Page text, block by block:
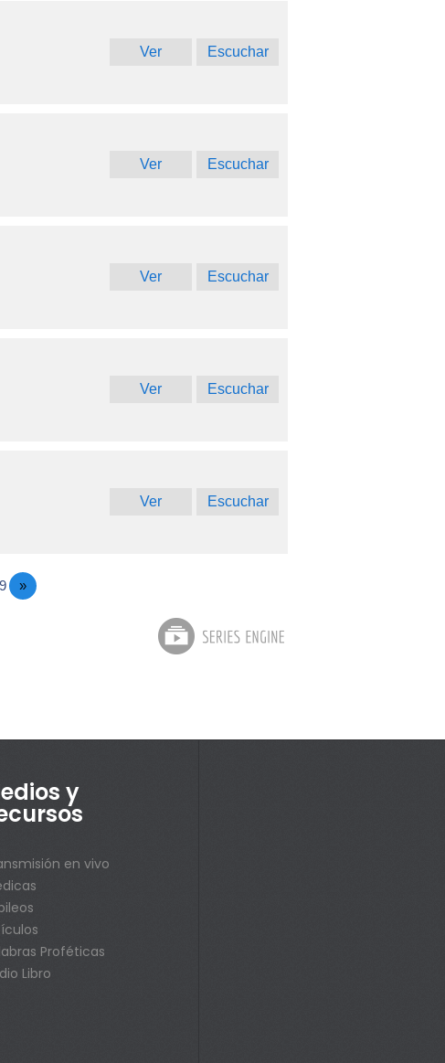
Ver Escuchar
Ver Escuchar
Ver Escuchar
Ver Escuchar
Ver Escuchar
»
y
en vivo
Proféticas
Libro